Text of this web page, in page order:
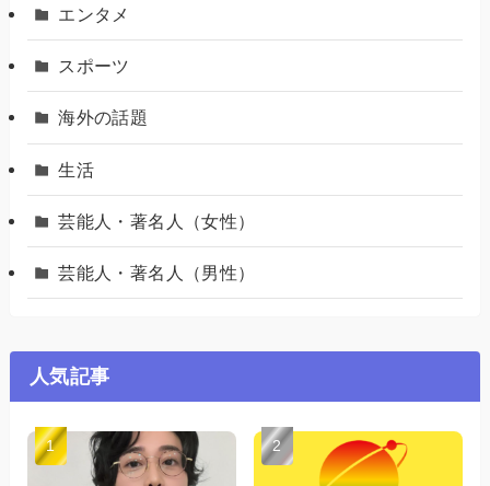
エンタメ
スポーツ
海外の話題
生活
芸能人・著名人（女性）
芸能人・著名人（男性）
人気記事